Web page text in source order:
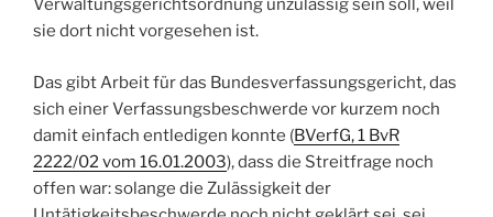
Verwaltungsgerichtsordnung unzulässig sein soll, weil
sie dort nicht vorgesehen ist.
Das gibt Arbeit für das Bundesverfassungsgericht, das
sich einer Verfassungsbeschwerde vor kurzem noch
damit einfach entledigen konnte (BVerfG, 1 BvR
2222/02 vom 16.01.2003), dass die Streitfrage noch
offen war: solange die Zulässigkeit der